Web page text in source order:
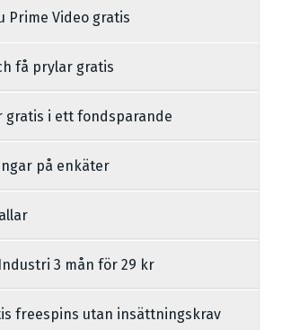
Prime Video gratis
få prylar gratis
gratis i ett fondsparande
på enkäter
3 mån för 29 kr
freespins utan insättningskrav